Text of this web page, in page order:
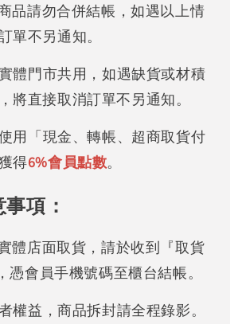
品請勿合併結帳，如遇以上情
單不另通知。
體門市共用，如遇缺貨或材積
將直接取消訂單不另通知。
用「現金、轉帳、超商取貨付
得6%會員點數。
項：
體店面取貨，請於收到『取貨
憑會員手機號碼至櫃台結帳。
權益，商品拆封請全程錄影。